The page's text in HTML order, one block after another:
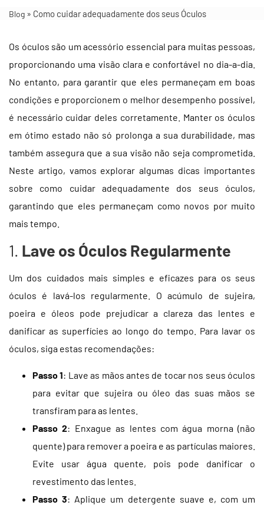
Blog » Como cuidar adequadamente dos seus Óculos
Os óculos são um acessório essencial para muitas pessoas,
proporcionando uma visão clara e confortável no dia-a-dia.
No entanto, para garantir que eles permaneçam em boas
condições e proporcionem o melhor desempenho possível,
é necessário cuidar deles corretamente. Manter os óculos
em ótimo estado não só prolonga a sua durabilidade, mas
também assegura que a sua visão não seja comprometida.
Neste artigo, vamos explorar algumas dicas importantes
sobre como cuidar adequadamente dos seus óculos,
garantindo que eles permaneçam como novos por muito
mais tempo.
1. Lave os Óculos Regularmente
Um dos cuidados mais simples e eficazes para os seus
óculos é lavá-los regularmente. O acúmulo de sujeira,
poeira e óleos pode prejudicar a clareza das lentes e
danificar as superfícies ao longo do tempo. Para lavar os
óculos, siga estas recomendações:
Passo 1: Lave as mãos antes de tocar nos seus óculos
para evitar que sujeira ou óleo das suas mãos se
transfiram para as lentes.
Passo 2: Enxague as lentes com água morna (não
quente) para remover a poeira e as partículas maiores.
Evite usar água quente, pois pode danificar o
revestimento das lentes.
Passo 3: Aplique um detergente suave e, com um